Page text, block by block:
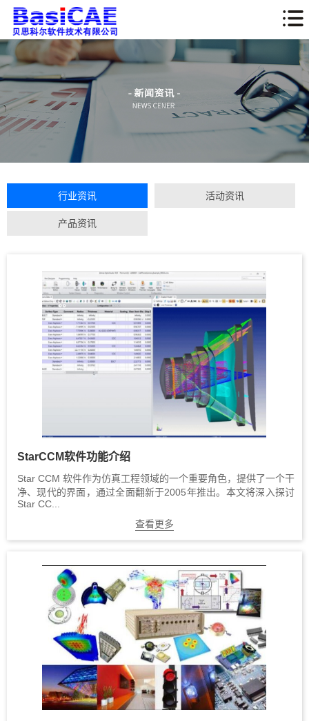
行业资讯 活动资讯
产品资讯
StarCCM软件功能介绍
Star CCM 软件作为仿真工程领域的一个重要角色，提供了一个干
净、现代的界面，通过全面翻新于2005年推出。本文将深入探讨
Star CC...
查看更多